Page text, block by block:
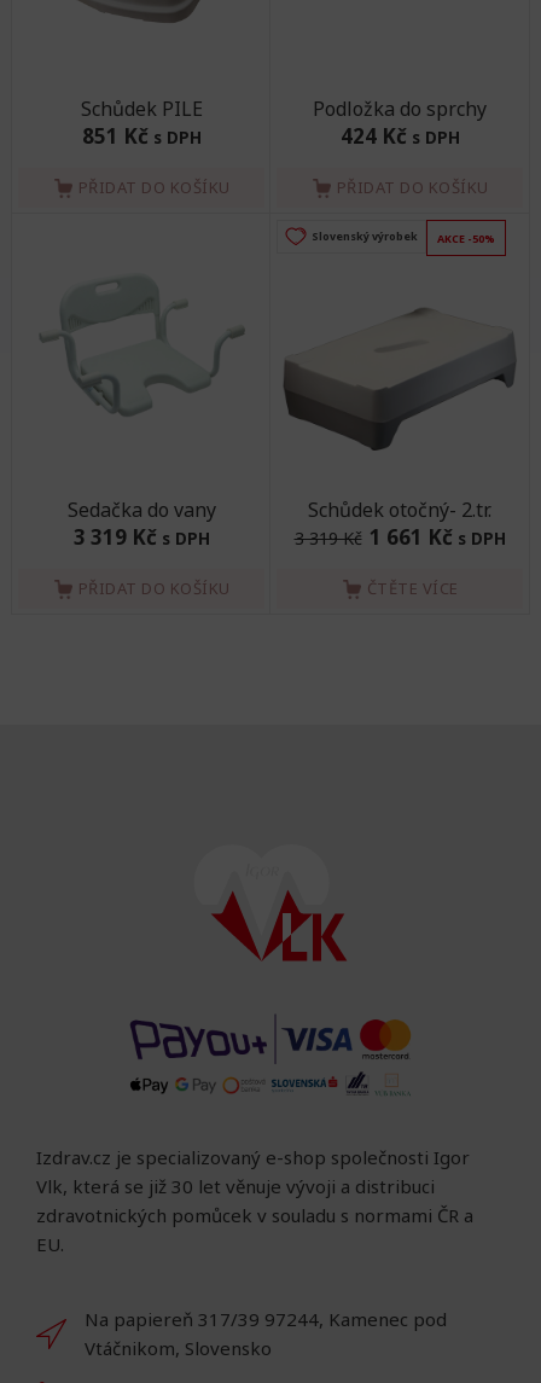
Schůdek PILE
851 Kč s DPH
PŘIDAT DO KOŠÍKU
Podložka do sprchy
424 Kč s DPH
PŘIDAT DO KOŠÍKU
Sedačka do vany
3 319 Kč s DPH
PŘIDAT DO KOŠÍKU
Slovenský výrobek AKCE -50%
Schůdek otočný- 2.tr.
3 319 Kč 1 661 Kč s DPH
ČTĚTE VÍCE
Izdrav.cz je specializovaný e-shop společnosti Igor
Vlk, která se již 30 let věnuje vývoji a distribuci
zdravotnických pomůcek v souladu s normami ČR a
EU.
Na papiereň 317/39 97244, Kamenec pod
Vtáčnikom, Slovensko